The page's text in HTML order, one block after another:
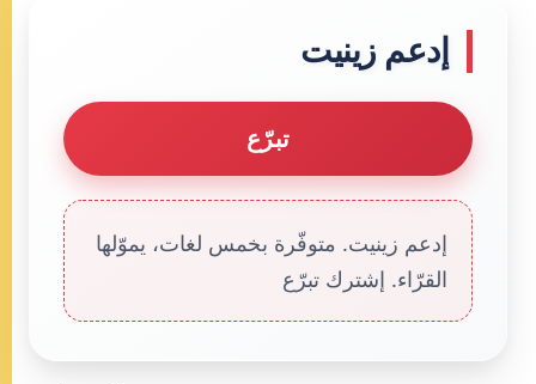
إدعم زينيت
تبرّع
إدعم زينيت. متوفّرة بخمس لغات، يموّلها
القرّاء. إشترك تبرّع